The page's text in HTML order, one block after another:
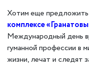
Хотим еще предложить
комплексе
Международный день
гуманной профессии в
жизни, лечат и следят